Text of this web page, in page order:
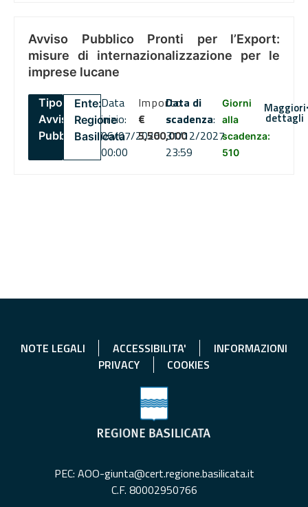
Avviso Pubblico Pronti per l’Export:
misure di internazionalizzazione per le
imprese lucane
Tipo:
Avviso
Pubblico
Ente:
Regione
Basilicata
Data
inizio:
06/07/2026
00:00
Importo
€
5,500,000
Data di
scadenza:
31/12/2027
23:59
Giorni
alla
scadenza:
510
Maggiori
dettagli
NOTE LEGALI ACCESSIBILITA'
INFORMAZIONI
PRIVACY
COOKIES
PEC: AOO-giunta@cert.regione.basilicata.it
C.F. 80002950766